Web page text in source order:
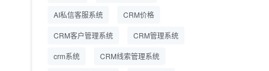
全流程
商用SCRM系统企微工
营成本
2026.7.14
AI私信客服系统 CRM价格
CRM客户管理系统 CRM管理系统
crm系统 CRM线索管理系统